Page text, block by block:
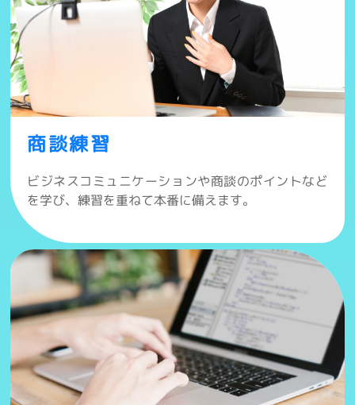
商談練習
ビジネスコミュニケーションや商談のポイントなど
を学び、練習を重ねて本番に備えます。